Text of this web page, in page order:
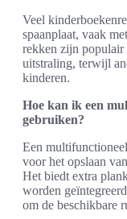
Veel
spaanplaat, vaak
rekken zijn populair
uitstraling, terwijl
kinderen.
Hoe kan ik een
gebruiken?
Een
voor het opslaan
Het biedt extra
worden
om de beschikbare